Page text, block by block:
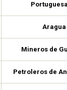
Aragua
Mineros de
Petroleros de